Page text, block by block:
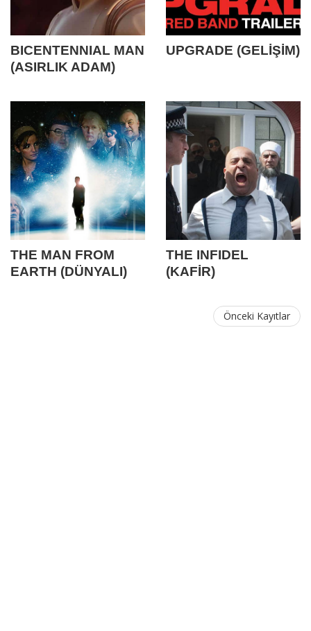
BICENTENNIAL MAN
(ASIRLIK ADAM)
UPGRADE (GELİŞİM)
THE MAN FROM
EARTH (DÜNYALI)
THE INFIDEL
(KAFİR)
Önceki Kayıtlar